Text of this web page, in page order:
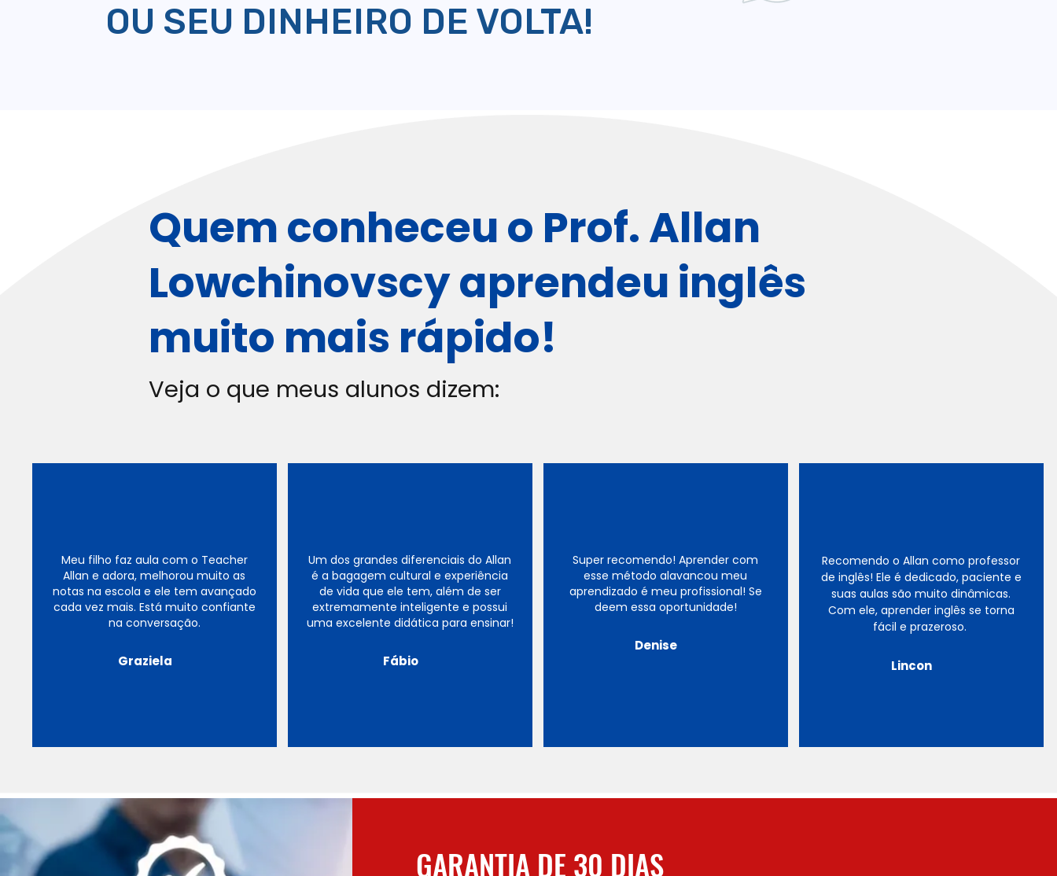
OU SEU DINHEIRO DE VOLTA!
Quem conheceu o Prof. Allan
Lowchinovscy aprendeu inglês
muito mais rápido!
Veja o que meus alunos dizem:
Meu filho faz aula com o Teacher
Allan e adora, melhorou muito as
notas na escola e ele tem avançado
cada vez mais. Está muito confiante
na conversação.
Graziela
Um dos grandes diferenciais do Allan
é a bagagem cultural e experiência
de vida que ele tem, além de ser
extremamente inteligente e possui
uma excelente didática para ensinar!
Fábio
Super recomendo! Aprender com
esse método alavancou meu
aprendizado é meu profissional! Se
deem essa oportunidade!
Denise
Recomendo o Allan como professor
de inglês! Ele é dedicado, paciente e
suas aulas são muito dinâmicas.
Com ele, aprender inglês se torna
fácil e prazeroso.
Lincon
GARANTIA DE 30 DIAS